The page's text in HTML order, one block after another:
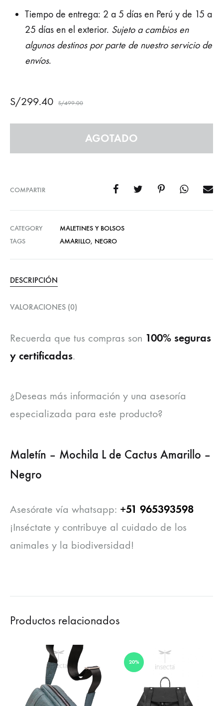
Tiempo de entrega: 2 a 5 días en Perú y de 15 a
25 días en el exterior. Sujeto a cambios en
algunos destinos por parte de nuestro servicio de
envíos.
S/299.40 S/499.00
AGOTADO
COMPARTIR
CATEGORY
MALETINES Y BOLSOS
TAGS
AMARILLO, NEGRO
DESCRIPCIÓN
VALORACIONES (0)
Recuerda que tus compras son 100% seguras
y certificadas.
¿Deseas más información y una asesoría
especializada para este producto?
Maletín – Mochila L de Cactus Amarillo –
Negro
Asesórate vía whatsapp: +51 965393598
¡Inséctate y contribuye al cuidado de los
animales y la biodiversidad!
Productos relacionados
20%